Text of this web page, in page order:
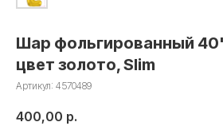
Шар фольгированный
цвет золото, Slim
Артикул: 4570489
400,00 р.